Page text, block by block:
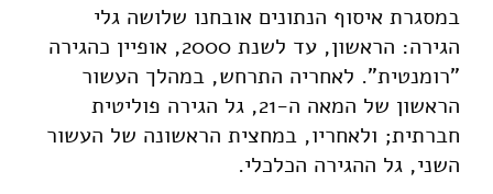
במסגרת איסוף הנתונים אובחנו שלושה גלי
הגירה: הראשון, עד לשנת 2000, אופיין כהגירה
"רומנטית". לאחריה התרחש, במהלך העשור
הראשון של המאה ה-21, גל הגירה פוליטית
חברתית; ולאחריו, במחצית הראשונה של העשור
השני, גל ההגירה הכלכלי.